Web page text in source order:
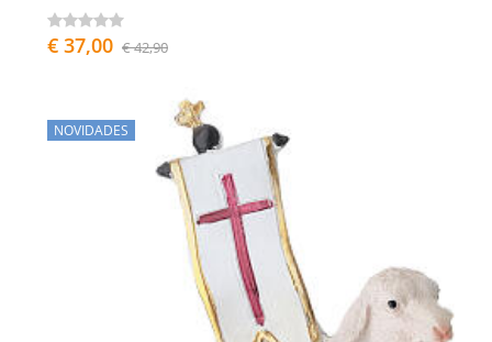
€ 37,00 € 42,90
NOVIDADES